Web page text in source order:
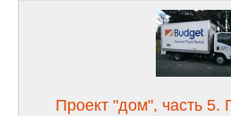
Проект "дом", часть 5.